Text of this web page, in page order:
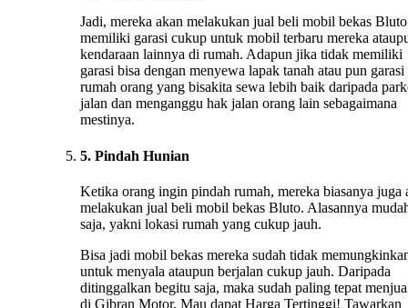
Jadi, mereka akan melakukan jual beli mobil bekas
memiliki garasi cukup untuk mobil terbaru mereka
kendaraan lainnya di rumah. Adapun jika tidak memiliki
garasi bisa dengan menyewa lapak tanah atau pun garasi
rumah orang yang bisakita sewa lebih baik daripada
jalan dan menganggu hak jalan orang lain sebagaimana
mestinya.
5. Pindah Hunian
Ketika orang ingin pindah rumah, mereka biasanya juga
melakukan jual beli mobil bekas Bluto. Alasannya
saja, yakni lokasi rumah yang cukup jauh.
Bisa jadi mobil bekas mereka sudah tidak
untuk menyala ataupun berjalan cukup jauh. Daripada
ditinggalkan begitu saja, maka sudah paling tepat
di Gibran Motor, Mau dapat Harga Tertinggi! Tawarkan